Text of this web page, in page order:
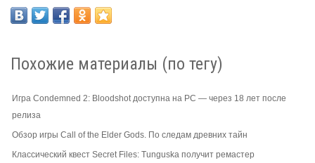
Похожие материалы (по тегу)
Игра Condemned 2: Bloodshot доступна на PC — через 18 лет после
релиза
Обзор игры Call of the Elder Gods. По следам древних тайн
Классический квест Secret Files: Tunguska получит ремастер